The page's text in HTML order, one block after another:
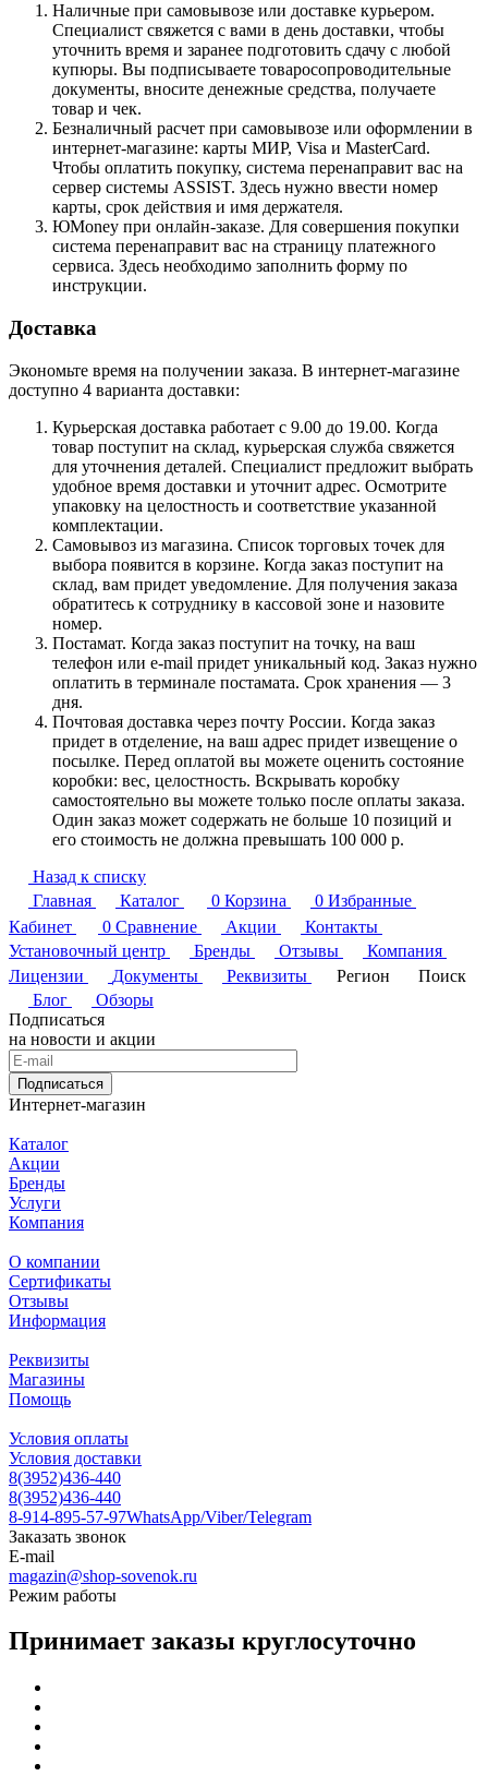
Наличные при самовывозе или доставке курьером.
Специалист свяжется с вами в день доставки, чтобы
уточнить время и заранее подготовить сдачу с любой
купюры. Вы подписываете товаросопроводительные
документы, вносите денежные средства, получаете
товар и чек.
Безналичный расчет при самовывозе или оформлении в
интернет-магазине: карты МИР, Visa и MasterCard.
Чтобы оплатить покупку, система перенаправит вас на
сервер системы ASSIST. Здесь нужно ввести номер
карты, срок действия и имя держателя.
ЮMoney при онлайн-заказе. Для совершения покупки
система перенаправит вас на страницу платежного
сервиса. Здесь необходимо заполнить форму по
инструкции.
Доставка
Экономьте время на получении заказа. В интернет-магазине
доступно 4 варианта доставки:
Курьерская доставка работает с 9.00 до 19.00. Когда
товар поступит на склад, курьерская служба свяжется
для уточнения деталей. Специалист предложит выбрать
удобное время доставки и уточнит адрес. Осмотрите
упаковку на целостность и соответствие указанной
комплектации.
Самовывоз из магазина. Список торговых точек для
выбора появится в корзине. Когда заказ поступит на
склад, вам придет уведомление. Для получения заказа
обратитесь к сотруднику в кассовой зоне и назовите
номер.
Постамат. Когда заказ поступит на точку, на ваш
телефон или e-mail придет уникальный код. Заказ нужно
оплатить в терминале постамата. Срок хранения — 3
дня.
Почтовая доставка через почту России. Когда заказ
придет в отделение, на ваш адрес придет извещение о
посылке. Перед оплатой вы можете оценить состояние
коробки: вес, целостность. Вскрывать коробку
самостоятельно вы можете только после оплаты заказа.
Один заказ может содержать не больше 10 позиций и
его стоимость не должна превышать 100 000 р.
Назад к списку
Главная
Каталог 0 Корзина 0 Избранные
Кабинет
0 Сравнение Акции
Контакты
Установочный центр
Бренды Отзывы
Компания
Лицензии
Документы Реквизиты Регион
Поиск
Блог
Обзоры
Подписаться
на новости и акции
Подписаться
Интернет-магазин
Каталог
Акции
Бренды
Услуги
Компания
О компании
Сертификаты
Отзывы
Информация
Реквизиты
Магазины
Помощь
Условия оплаты
Условия доставки
8(3952)436-440
8(3952)436-440
8-914-895-57-97WhatsApp/Viber/Telegram
Заказать звонок
E-mail
magazin@shop-sovenok.ru
Режим работы
Принимает заказы круглосуточно